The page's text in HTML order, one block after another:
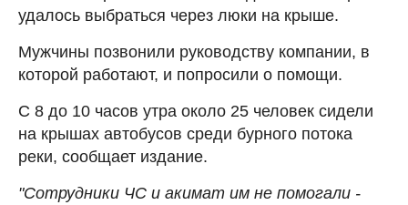
удалось выбраться через люки на крыше.
Мужчины позвонили руководству компании, в
которой работают, и попросили о помощи.
С 8 до 10 часов утра около 25 человек сидели
на крышах автобусов среди бурного потока
реки, сообщает издание.
"Сотрудники ЧС и акимат им не помогали -